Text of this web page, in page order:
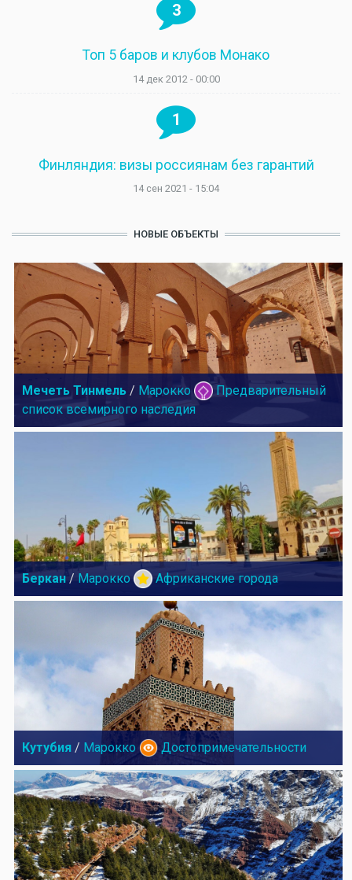
3
Топ 5 баров и клубов Монако
14 дек 2012 - 00:00
1
Финляндия: визы россиянам без гарантий
14 сен 2021 - 15:04
НОВЫЕ ОБЪЕКТЫ
Мечеть Тинмель / Марокко
Предварительный
список всемирного наследия
Беркан / Марокко Африканские города
Кутубия / Марокко Достопримечательности